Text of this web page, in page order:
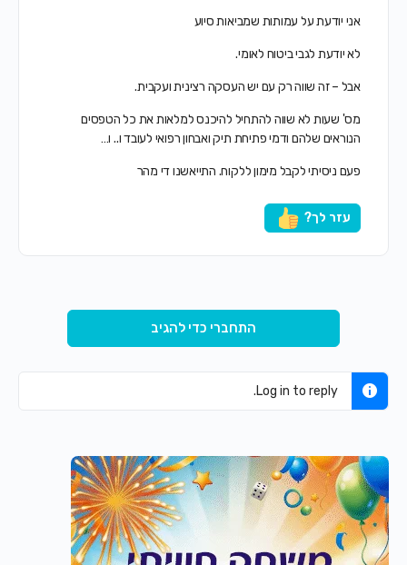
אני יודעת על עמותות שמביאות סיוע
לא יודעת לגבי ביטוח לאומי.
אבל – זה שווה רק עם יש העסקה רצינית ועקבית.
מס' שעות לא שווה להתחיל להיכנס למלאות את כל הטפסים
הנוראים שלהם ודמי פתיחת תיק ואבחון רפואי לעובד ו.. ו…
פעם ניסיתי לקבל מימון ללקוח. התייאשנו די מהר
עזר לך?
התחברי כדי להגיב
Log in to reply.